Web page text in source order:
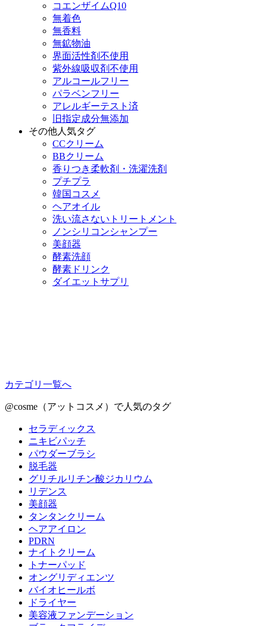
コエンザイムQ10
無着色
無香料
無鉱物油
界面活性剤不使用
紫外線吸収剤不使用
アルコールフリー
パラベンフリー
アレルギーテスト済
旧指定成分無添加
その他人気タグ
CCクリーム
BBクリーム
香りつき柔軟剤・洗濯洗剤
プチプラ
韓国コスメ
ヘアオイル
洗い流さないトリートメント
ノンシリコンシャンプー
美顔器
酵素洗顔
酵素ドリンク
ダイエットサプリ
カテゴリ一覧へ
@cosme（アットコスメ）で人気のタグ
セラディックス
ニキビパッチ
パウダーブラシ
脱毛器
グリチルリチン酸ジカリウム
リデンス
美顔器
タンタンクリーム
ヘアアイロン
PDRN
ナイトクリーム
トナーパッド
オングリディエンツ
バイオヒールボ
ドライヤー
美容液ファンデーション